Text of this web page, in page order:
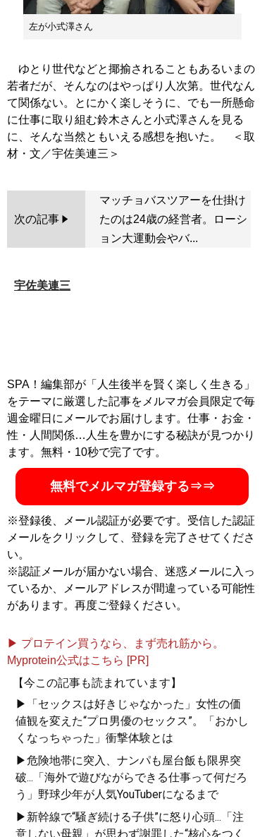
左が小式澤さん
ゆとり世代などと揶揄されることもあるいまの
若者だが、そんなのはやっぱり人次第。世代なん
て関係ない。とにかく楽しそうに、でも一所懸命
に仕事に取り組む鈴木さんと小式澤さんを見る
に、そんな当然ともいえる感想を抱いた。 ＜取
次の記事
マッチョバスツアーを仕掛け
たのは24歳の経営者。ローシ
ョン大運動会やバ...
宇佐美連三
SPA！編集部が「人生後半を賢く楽しく生きる」
をテーマに厳選した記事をメルマガ会員限定で毎
週金曜日にメールでお届けします。仕事・お金・
性・人間関係…人生を豊かにする秘訣が見つかり
ます。無料・10秒で完了です。
無料でメルマガ登録する⇒⇒
※登録後、メール認証が必要です。受信した認証
メールをクリックして、登録を完了させてくださ
い。
※認証メールが届かない場合、迷惑メールに入っ
ているか、メールアドレスが間違っている可能性
があります。再度ご登録ください。
▶ プロテイン買うなら、まず売れ筋から。
Myprotein公式はこちら [PR]
【今この記事も読まれています】
▶「セックスは好きじゃなかった」女性の価
値観を変えた“プロ男優のセックス”。「おかし
くなっちゃった」衝撃体験とは
▶危険地帯に突入、ナンパも屋台飯も限界突
破...「海外で遊びながらできる仕事って何だろ
う」野球少年が人気YouTuberになるまで
▶新幹線で“騒ぎ続ける子供”に怒り心頭...「注
意しない母親」が思わず謝罪した“核心をつく